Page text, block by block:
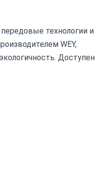
технологии и
WEY,
Доступен